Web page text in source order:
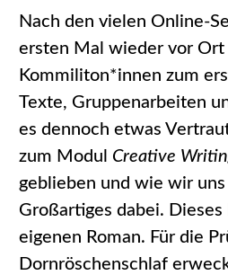
Nach den vielen Online-
ersten Mal wieder vor
Kommiliton*innen zum
Texte, Gruppenarbeiten
es dennoch etwas
zum Modul Creative
geblieben und wie wir
Großartiges dabei.
eigenen Roman. Für die
Dornröschenschlaf